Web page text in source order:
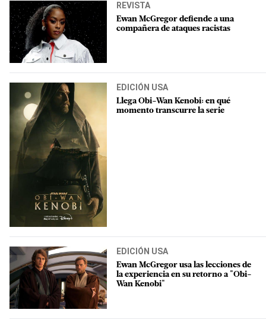
REVISTA
Ewan McGregor defiende a una
compañera de ataques racistas
EDICIÓN USA
Llega Obi-Wan Kenobi: en qué
momento transcurre la serie
EDICIÓN USA
Ewan McGregor usa las lecciones de
la experiencia en su retorno a "Obi-
Wan Kenobi"